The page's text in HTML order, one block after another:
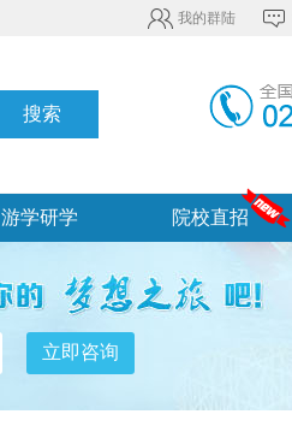
我的群陆
游学研学 院校直招